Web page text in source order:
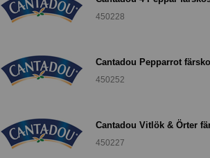
450228
Cantadou Pepparrot
450252
Cantadou Vitlök & Örter
450227